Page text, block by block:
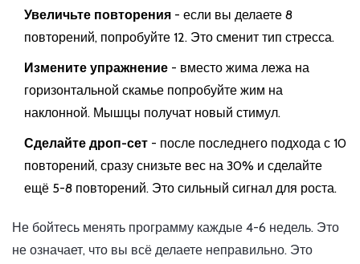
Увеличьте повторения - если вы делаете 8
повторений, попробуйте 12. Это сменит тип стресса.
Измените упражнение - вместо жима лежа на
горизонтальной скамье попробуйте жим на
наклонной. Мышцы получат новый стимул.
Сделайте дроп-сет - после последнего подхода с 10
повторений, сразу снизьте вес на 30% и сделайте
ещё 5-8 повторений. Это сильный сигнал для роста.
Не бойтесь менять программу каждые 4-6 недель. Это
не означает, что вы всё делаете неправильно. Это